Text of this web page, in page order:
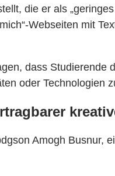
die er als
Webseiten mit
dass Studierende
oder Technologien
Amogh Busnur,